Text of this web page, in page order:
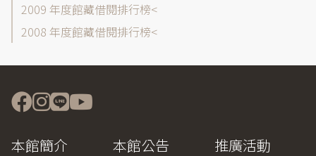
2009 年度館藏借閱排行榜
2008 年度館藏借閱排行榜
本館簡介 本館公告 推廣活動